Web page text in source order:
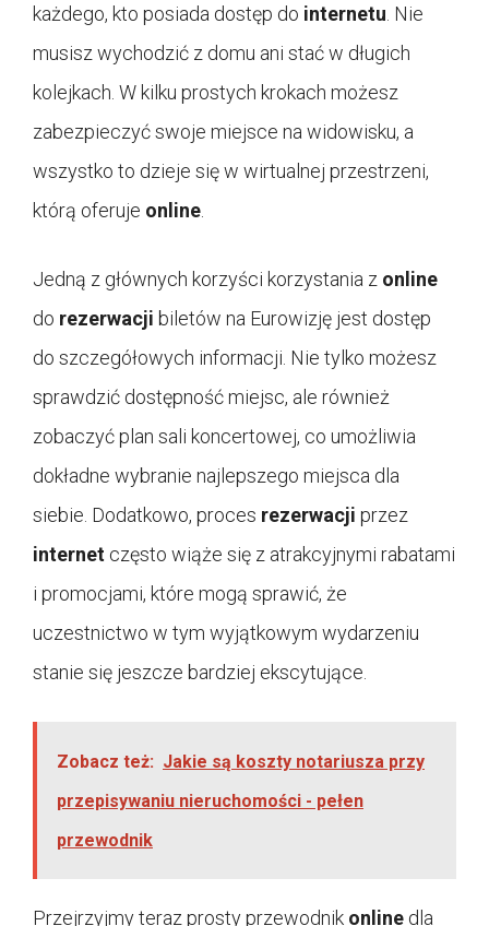
każdego, kto posiada dostęp do internetu . Nie
musisz wychodzić z domu ani stać w długich
kolejkach. W kilku prostych krokach możesz
zabezpieczyć swoje miejsce na widowisku, a
wszystko to dzieje się w wirtualnej przestrzeni,
którą oferuje online
Jedną z głównych korzyści korzystania z online
do rezerwacji biletów na Eurowizję jest dostęp
do szczegółowych informacji. Nie tylko możesz
sprawdzić dostępność miejsc, ale również
zobaczyć plan sali koncertowej, co umożliwia
dokładne wybranie najlepszego miejsca dla
siebie. Dodatkowo, proces rezerwacji przez
internet często wiąże się z atrakcyjnymi rabatami
i promocjami, które mogą sprawić, że
uczestnictwo w tym wyjątkowym wydarzeniu
stanie się jeszcze bardziej ekscytujące.
Zobacz też: Jakie są koszty notariusza przy
przepisywaniu nieruchomości - pełen
przewodnik
Przejrzyjmy teraz prosty przewodnik online dla